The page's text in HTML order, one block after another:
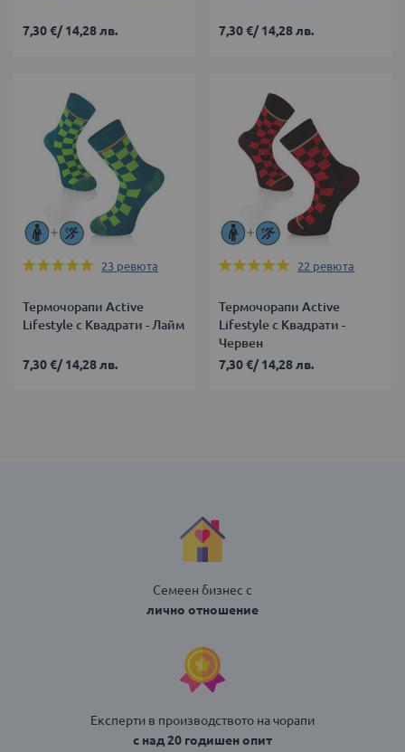
7,30 €/14,28 лв. 7,30 €/14,28 лв.
Оценка:
23 ревюта
Термочорапи Active
Lifestyle с Квадрати - Лайм
7,30 €/14,28 лв.
Оценка:
22 ревюта
Термочорапи Active
Lifestyle с Квадрати -
Червен
7,30 €/14,28 лв.
Семеен бизнес с
лично отношение
Експерти в производството на чорапи
с над 20 годишен опит